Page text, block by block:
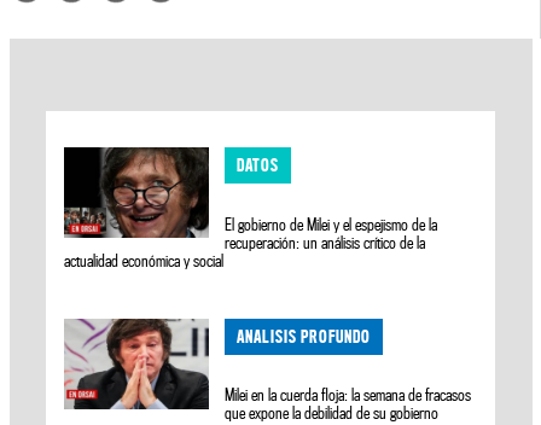
DATOS
El gobierno de Milei y el espejismo de la
recuperación: un análisis crítico de la
actualidad económica y social
ANALISIS PROFUNDO
Milei en la cuerda floja: la semana de fracasos
que expone la debilidad de su gobierno